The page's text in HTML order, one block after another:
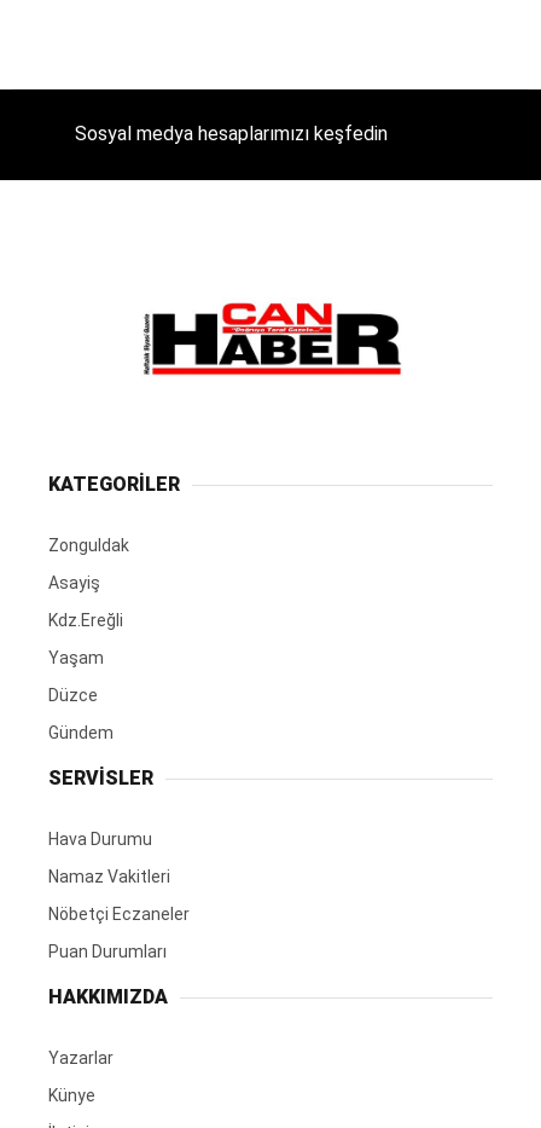
Sosyal medya hesaplarımızı keşfedin
KATEGORİLER
Zonguldak
Asayiş
Kdz.Ereğli
Yaşam
Düzce
Gündem
SERVİSLER
Hava Durumu
Namaz Vakitleri
Nöbetçi Eczaneler
Puan Durumları
HAKKIMIZDA
Yazarlar
Künye